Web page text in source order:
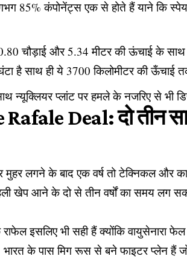
85% कंपोनेंट्स एक से होते हैं याने कि
चौड़ाई और 5.34 मीटर की ऊंचाई के
घंटा है साथ ही ये 3700 किलोमीटर की
न्यूक्लियर प्लांट पर हमले के नजरिए से भी
Deal: दो तीन
लगने के बाद एक वर्ष तो टेक्निकल और
खेप आने के दो से तीन वर्षों का समय लग
इसलिए भी सही हैं क्योंकि वायुसेनारा
के पास मिग रूस से बने फाइटर प्लेन हैं